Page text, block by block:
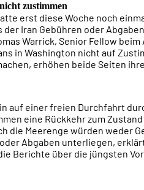
zustimmen
erst diese Woche noch
der Iran Gebühren oder
Warrick, Senior Fellow
in Washington nicht auf
erhöhen beide Seiten
auf einer freien Durchfahrt
eine Rückkehr zum
die Meerenge würden weder
Abgaben unterliegen,
Berichte über die jüngsten